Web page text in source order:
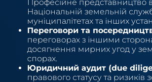
Професійне представництво
Національній земельній
муніципалітетах та інших
Переговори та
переговорах з іншими
досягнення мирних угод у
спорах.
Юридичний аудит (due
правового статусу та ризиків